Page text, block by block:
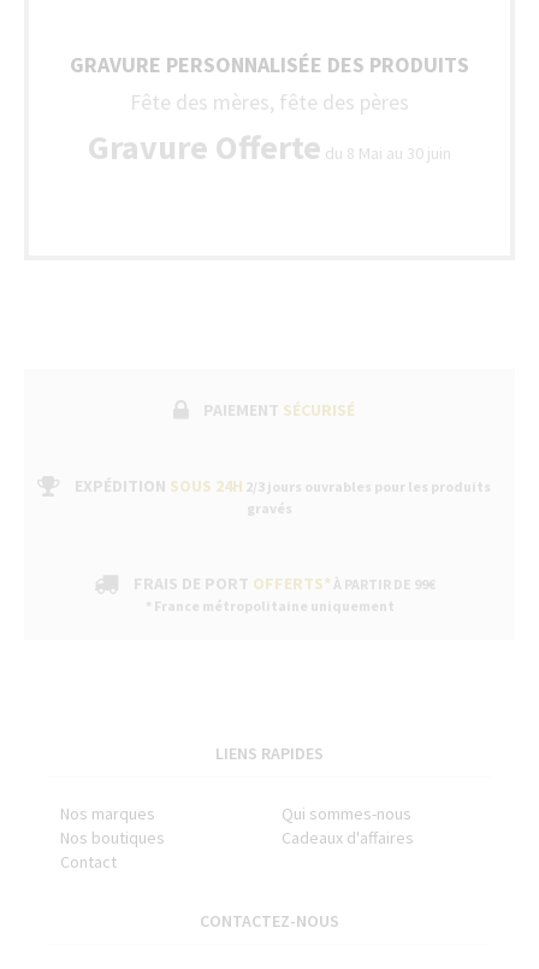
GRAVURE PERSONNALISÉE DES PRODUITS
Fête des mères, fête des pères
Gravure Offerte du 8 Mai au 30 juin
PAIEMENT SÉCURISÉ
EXPÉDITION SOUS 24H 2/3 jours ouvrables pour les produits
gravés
FRAIS DE PORT OFFERTS* À PARTIR DE 99€
* France métropolitaine uniquement
LIENS RAPIDES
Nos marques
Qui sommes-nous
Nos boutiques
Cadeaux d'affaires
Contact
CONTACTEZ-NOUS